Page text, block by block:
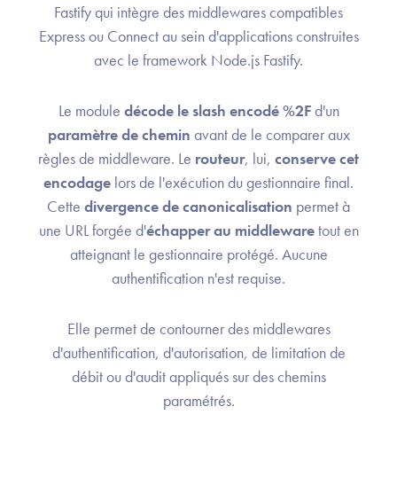
Fastify qui intègre des middlewares compatibles
Express ou Connect au sein d'applications construites
avec le framework Node.js Fastify.
Le module décode le slash encodé %2Fd'un
paramètre de chemin avant de le comparer aux
règles de middleware. Le routeur, lui, conserve cet
encodage lors de l'exécution du gestionnaire final.
Cette divergence de canonicalisation permet à
une URL forgée d'échapper au middlewaretout en
atteignant le gestionnaire protégé. Aucune
authentification n'est requise.
Elle permet de contourner des middlewares
d'authentification, d'autorisation, de limitation de
débit ou d'audit appliqués sur des chemins
paramétrés.